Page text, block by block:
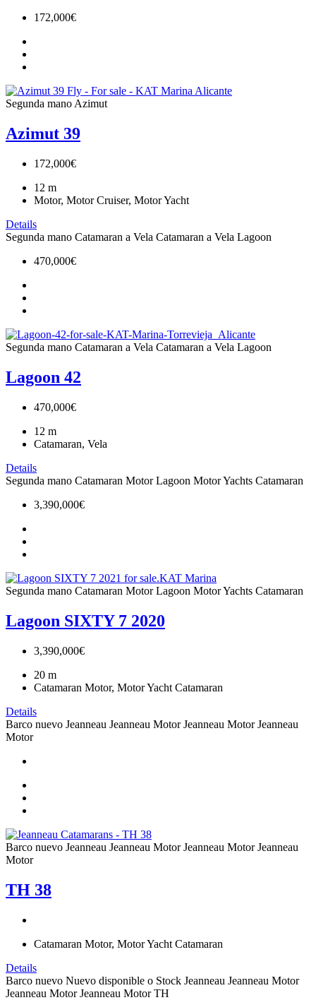
172,000€
Segunda mano Azimut
Azimut 39
172,000€
12 m
Motor, Motor Cruiser, Motor Yacht
Details
Segunda mano Catamaran a Vela Catamaran a Vela Lagoon
470,000€
Segunda mano Catamaran a Vela Catamaran a Vela Lagoon
Lagoon 42
470,000€
12 m
Catamaran, Vela
Details
Segunda mano Catamaran MotorLagoon Motor Yachts Catamaran
3,390,000€
Segunda mano Catamaran MotorLagoon Motor Yachts Catamaran
Lagoon SIXTY 7 2020
3,390,000€
20 m
Catamaran Motor, Motor Yacht Catamaran
Details
Barco nuevo Jeanneau Jeanneau MotorJeanneau MotorJeanneau
Motor
Barco nuevo Jeanneau Jeanneau MotorJeanneau MotorJeanneau
Motor
TH 38
Catamaran Motor, Motor Yacht Catamaran
Details
Barco nuevo Nuevo disponible o Stock Jeanneau Jeanneau Motor
Jeanneau MotorJeanneau MotorTH